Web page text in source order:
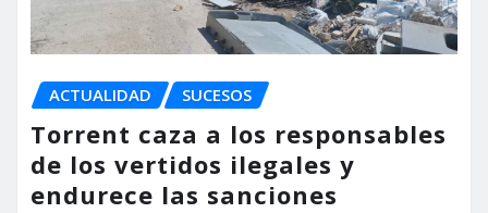
ACTUALIDAD SUCESOS
Torrent caza a los responsables
de los vertidos ilegales y
endurece las sanciones